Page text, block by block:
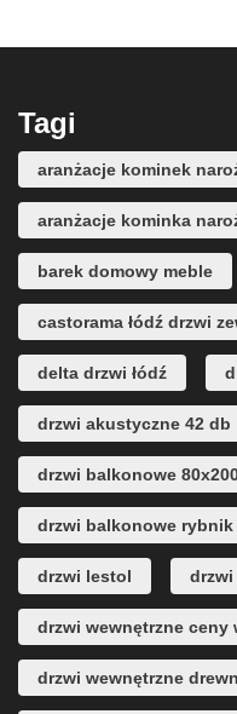
Tagi
aranżacje kominek
aranżacje kominka
barek domowy meble
castorama łódź drzwi
delta drzwi łódź
drzwi akustyczne 42 db
drzwi balkonowe
drzwi balkonowe rybnik
drzwi lestol drzwi
drzwi wewnętrzne ceny
drzwi wewnętrzne